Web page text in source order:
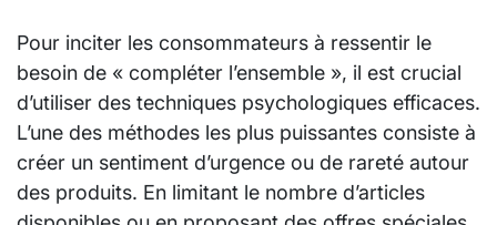
Pour inciter les consommateurs à ressentir le
besoin de « compléter l’ensemble », il est crucial
d’utiliser des techniques psychologiques efficaces.
L’une des méthodes les plus puissantes consiste à
créer un sentiment d’urgence ou de rareté autour
des produits. En limitant le nombre d’articles